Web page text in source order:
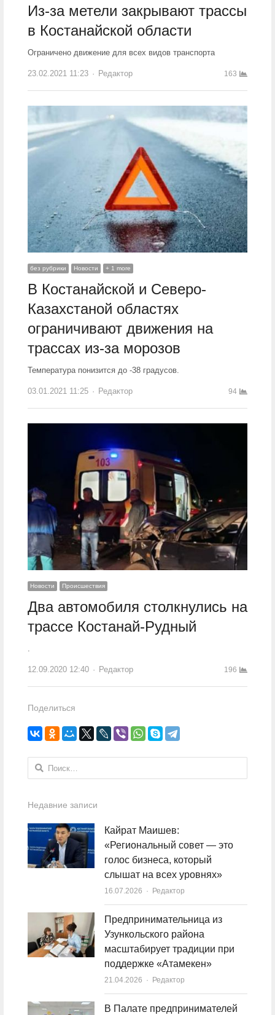
Из-за метели закрывают трассы
в Костанайской области
Ограничено движение для всех видов транспорта
23.02.2021 11:23 Author
Редактор 163
без рубрики Новости + 1 more
В Костанайской и Северо-
Казахстаной областях
ограничивают движения на
трассах из-за морозов
Температура понизится до -38 градусов.
03.01.2021 11:25 Author
Редактор 94
Новости Происшествия
Два автомобиля столкнулись на
трассе Костанай-Рудный
.
12.09.2020 12:40 Author
Редактор 196
Поделиться
Найти:
Недавние записи
Кайрат Маишев:
«Региональный совет — это
голос бизнеса, который
слышат на всех уровнях»
16.07.2026 Author
Редактор
Предпринимательница из
Узункольского района
масштабирует традиции при
поддержке «Атамекен»
21.04.2026 Author
Редактор
В Палате предпринимателей